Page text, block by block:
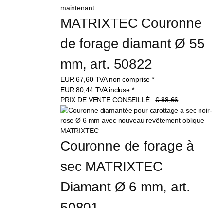
MATRIXTEC Couronne
de forage diamant Ø 55
mm, art. 50822
EUR67,60 TVA non comprise *
EUR80,44 TVA incluse *
PRIX DE VENTE CONSEILLÉ :€ 88,66
Couronne de forage à
sec MATRIXTEC
Diamant Ø 6 mm, art.